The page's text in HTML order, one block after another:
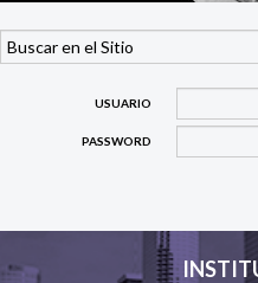
USUARIO
PASSWORD